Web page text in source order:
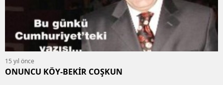
15 yıl önce
ONUNCU KÖY-BEKİR COŞKUN